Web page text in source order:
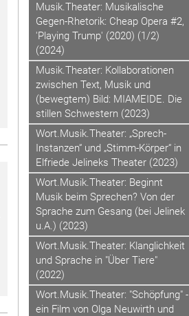
Musik.Theater: Musikalische
Gegen-Rhetorik: Cheap Opera #2,
'Playing Trump' (2020) (1/2)
(2024)
Musik.Theater: Kollaborationen
zwischen Text, Musik und
(bewegtem) Bild: MIAMEIDE. Die
stillen Schwestern (2023)
Wort.Musik.Theater: „Sprech-
Instanzen“ und „Stimm-Körper“ in
Elfriede Jelineks Theater (2023)
Wort.Musik.Theater: Beginnt
Musik beim Sprechen? Von der
Sprache zum Gesang (bei Jelinek
u.A.) (2023)
Wort.Musik.Theater: Klanglichkeit
und Sprache in "Über Tiere"
(2022)
Wort.Musik.Theater: "Schöpfung" -
ein Film von Olga Neuwirth und